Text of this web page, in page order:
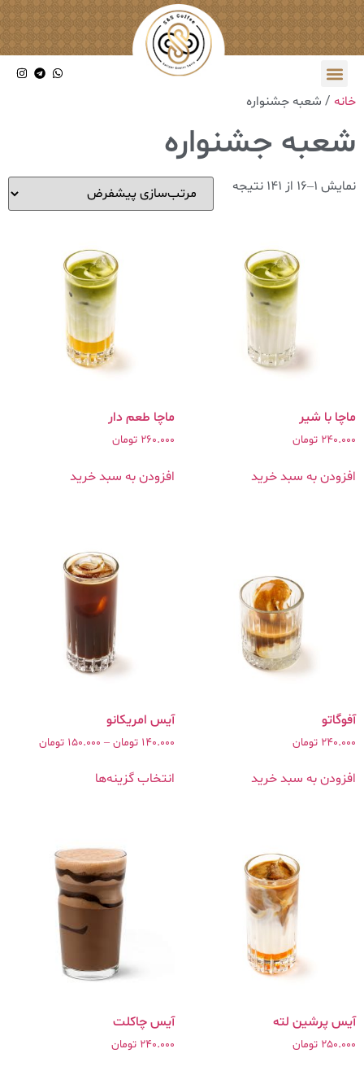
خانه / شعبه جشنواره
شعبه جشنواره
نمایش 1–16 از 141 نتیجه
ماچا با شیر
240.000 تومان
افزودن به سبد خرید
ماچا طعم دار
260.000 تومان
افزودن به سبد خرید
240.000 تومان
افزودن به سبد خرید
‎آیس امریکانو
140.000 تومان –
150.000 تومان
انتخاب گزینه‌ها
آیس پرشین لته
250.000 تومان
آیس چاکلت
240.000 تومان